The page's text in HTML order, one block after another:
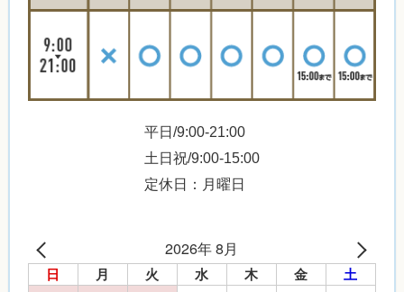
平日/9:00-21:00
土日祝/9:00-15:00
定休日：月曜日
2026年 8月
日 月 火 水 木 金 土